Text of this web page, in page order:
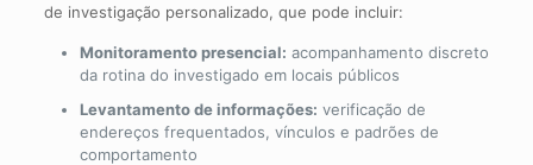
de investigação personalizado, que pode incluir:
Monitoramento presencial: acompanhamento discreto
da rotina do investigado em locais públicos
Levantamento de informações: verificação de
endereços frequentados, vínculos e padrões de
comportamento